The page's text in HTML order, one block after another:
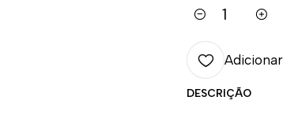
Quantidade
DESCRIÇÃO